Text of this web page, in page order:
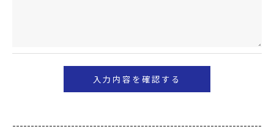
当社では、お客様の個人情報の開示･訂正･削除・利
--------------------------------------------------------------------